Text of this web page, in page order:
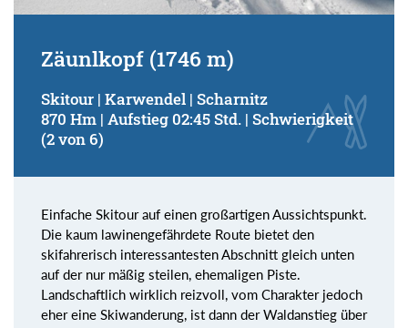
Zäunlkopf (1746 m)
Skitour | Karwendel | Scharnitz
870 Hm | Aufstieg 02:45 Std. | Schwierigkeit
(2 von 6)
Einfache Skitour auf einen großartigen Aussichtspunkt.
Die kaum lawinengefährdete Route bietet den
skifahrerisch interessantesten Abschnitt gleich unten
auf der nur mäßig steilen, ehemaligen Piste.
Landschaftlich wirklich reizvoll, vom Charakter jedoch
eher eine Skiwanderung, ist dann der Waldanstieg über